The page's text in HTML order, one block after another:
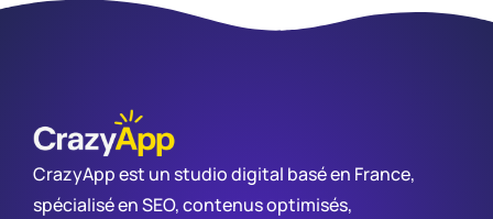
CrazyApp est un studio digital basé en France,
spécialisé en SEO, contenus optimisés,